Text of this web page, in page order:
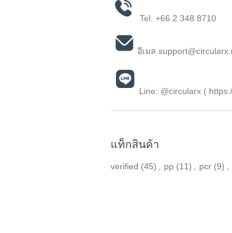
Tel. +66 2 348 8710
อีเมล
Line: @circularx (
แท็กสินค้า
verified (45) , pp (11) , pcr (9) ,